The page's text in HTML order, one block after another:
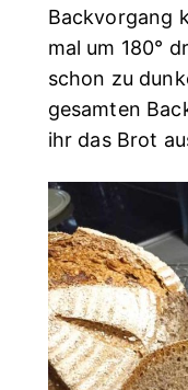
Backvorgang
mal um 180°
schon zu
gesamten
ihr das Brot